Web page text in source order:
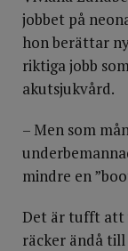
jobbet på
hon berättar
riktiga jobb
akutsjukvård.
– Men som
mindre en
Det är tufft att
räcker ändå